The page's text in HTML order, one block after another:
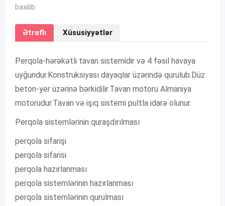
baxılıb
Ətraflı Xüsusiyyətlər
Perqola-hərəkətli tavan sistemidir və 4 fəsil havaya
uyğundur.Konstruksiyası dayaqlar üzərində qurulub.Düz
beton-yer üzərinə bərkidilir.Tavan motoru Almaniya
motorudur.Tavan və işıq sistemi pultla idarə olunur.
Perqola sistemlərinin quraşdırılması
perqola sifarişi
perqola sifarisi
perqola hazırlanması
perqola sistemlərinin hazırlanması
perqola sistemlərinin qurulması